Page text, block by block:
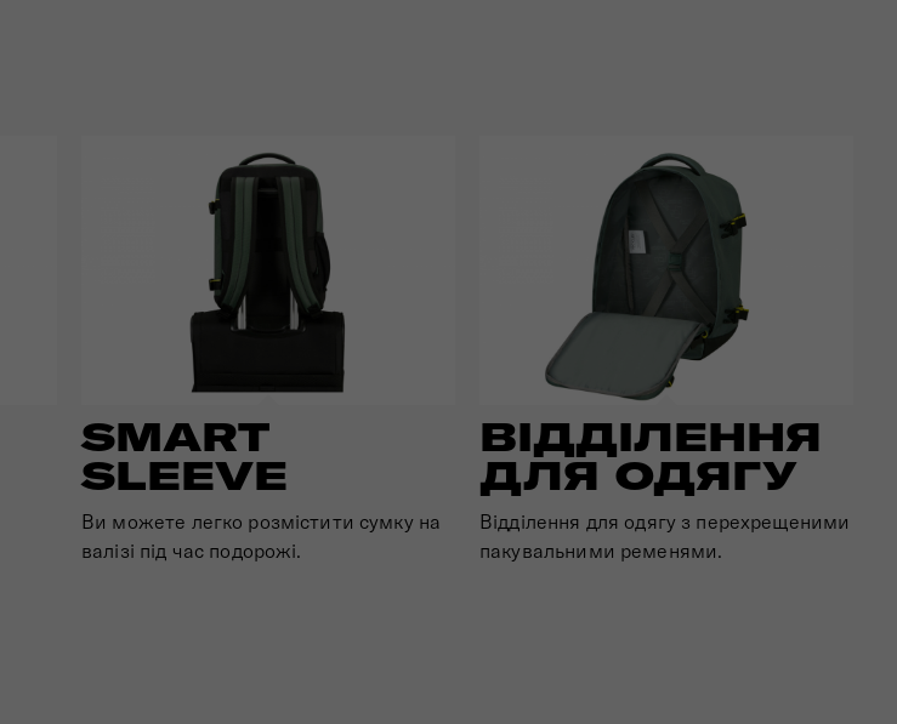
SMART
SLEEVE
Ви можете легко розмістити сумку на
валізі під час подорожі.
ВІДДІЛЕННЯ
ДЛЯ ОДЯГУ
Відділення для одягу з перехрещеними
пакувальними ременями.